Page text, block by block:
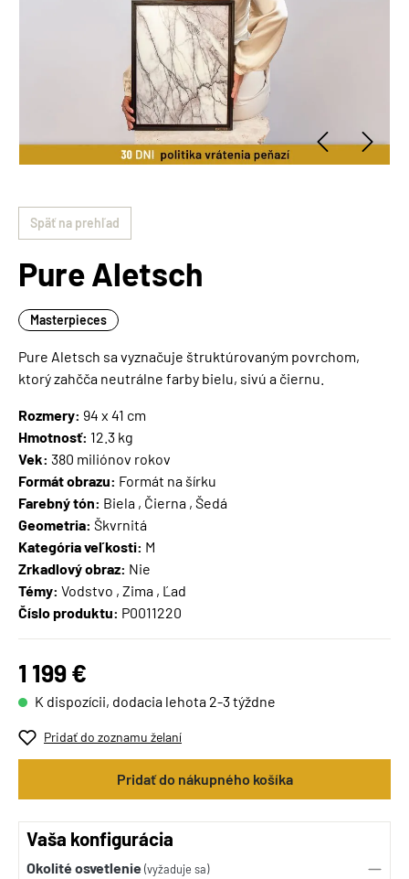
Späť na prehľad
Pure Aletsch
Masterpieces
Pure Aletsch sa vyznačuje štruktúrovaným povrchom,
ktorý zahčča neutrálne farby bielu, sivú a čiernu.
Rozmery: 94 x 41 cm
Hmotnosť: 12.3 kg
Vek: 380 miliónov rokov
Formát obrazu: Formát na šírku
Farebný tón: Biela , Čierna , Šedá
Geometria: Škvrnitá
Kategória veľkosti: M
Zrkadlový obraz: Nie
Témy: Vodstvo , Zima , Ľad
Číslo produktu: P0011220
1 199 €
K dispozícii, dodacia lehota 2-3 týždne
Pridať do zoznamu želaní
Pridať do nákupného košíka
Vaša konfigurácia
Okolité osvetlenie (vyžaduje sa)